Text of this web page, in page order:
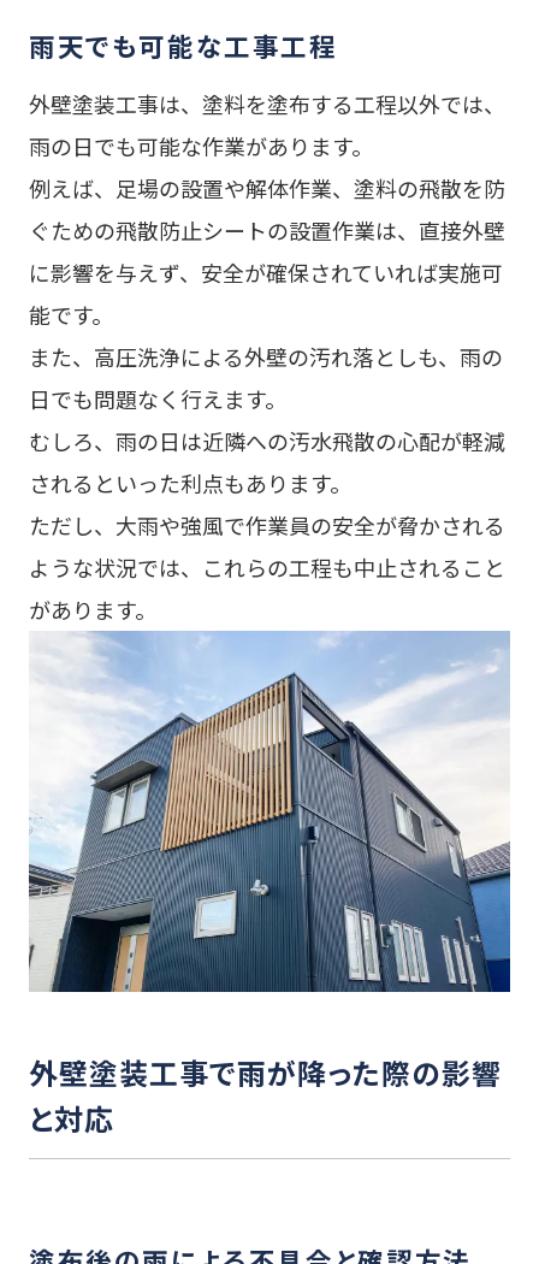
雨天でも可能な工事工程
外壁塗装工事は、塗料を塗布する工程以外では、
雨の日でも可能な作業があります。
例えば、足場の設置や解体作業、塗料の飛散を防
ぐための飛散防止シートの設置作業は、直接外壁
に影響を与えず、安全が確保されていれば実施可
能です。
また、高圧洗浄による外壁の汚れ落としも、雨の
日でも問題なく行えます。
むしろ、雨の日は近隣への汚水飛散の心配が軽減
されるといった利点もあります。
ただし、大雨や強風で作業員の安全が脅かされる
ような状況では、これらの工程も中止されること
があります。
外壁塗装工事で雨が降った際の影響
と対応